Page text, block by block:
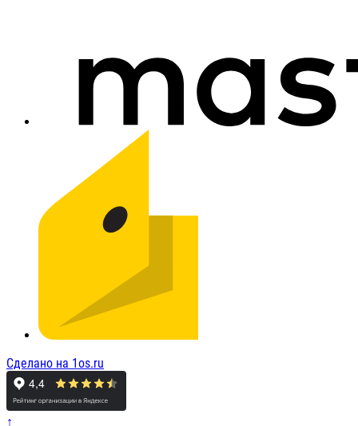
Сделано на 1os.ru
↑